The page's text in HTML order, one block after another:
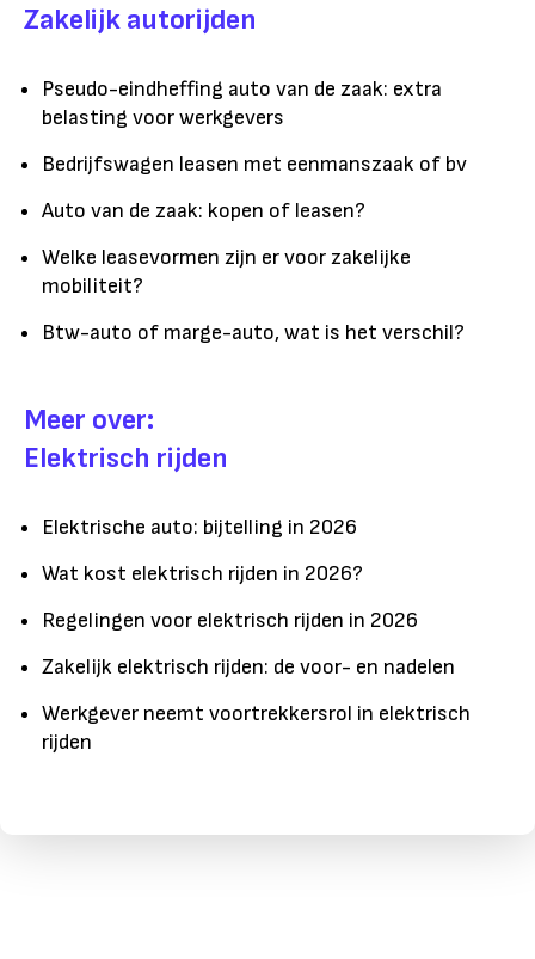
Zakelijk autorijden
Pseudo-eindheffing auto van de zaak: extra
belasting voor werkgevers
Bedrijfswagen leasen met eenmanszaak of bv
Auto van de zaak: kopen of leasen?
Welke leasevormen zijn er voor zakelijke
mobiliteit?
Btw-auto of marge-auto, wat is het verschil?
Meer over:
Elektrisch rijden
Elektrische auto: bijtelling in 2026
Wat kost elektrisch rijden in 2026?
Regelingen voor elektrisch rijden in 2026
Zakelijk elektrisch rijden: de voor- en nadelen
Werkgever neemt voortrekkersrol in elektrisch
rijden